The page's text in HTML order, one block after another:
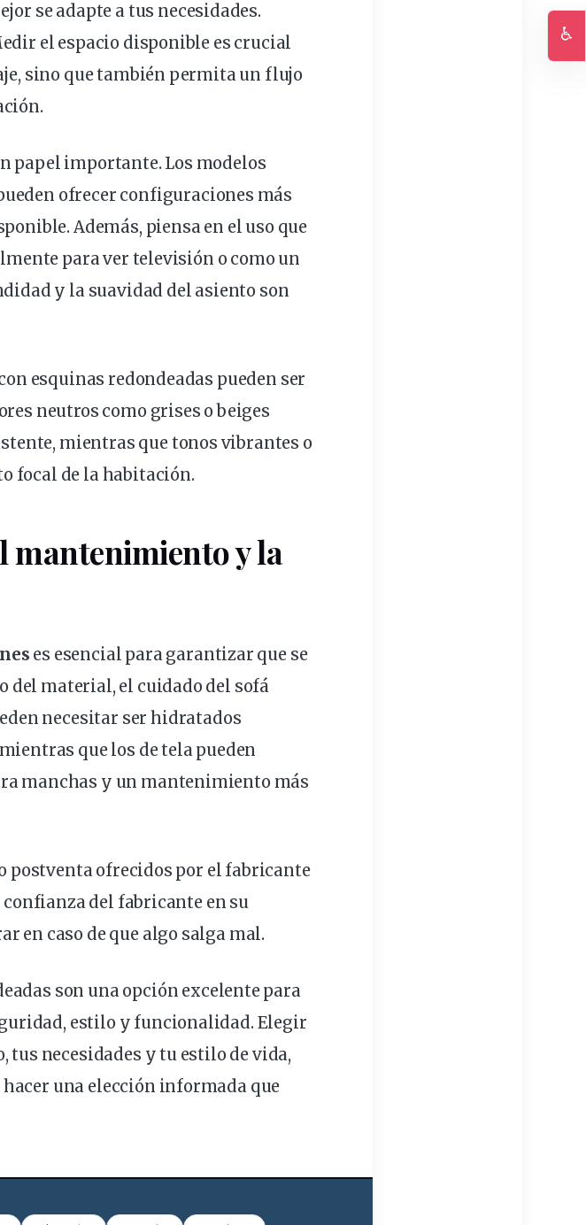
se adapte a tus necesidades.
el espacio disponible es crucial
sino que también permita un flujo
.
papel importante. Los modelos
ofrecer configuraciones más
Además, piensa en el uso que
para ver televisión o como un
y la suavidad del asiento son
esquinas redondeadas pueden ser
neutros como grises o beiges
mientras que tonos vibrantes o
focal de la habitación.
mantenimientoy la
es esencial para garantizar que se
del material, el cuidado del sofá
necesitar ser hidratados
que los de tela pueden
manchas y un mantenimiento más
postventa ofrecidos por el fabricante
confianza del fabricante en su
en caso de que algo salga mal.
son una opción excelente para
estilo y funcionalidad. Elegir
tus necesidades y tu estilo de vida,
una elección informada que
♿